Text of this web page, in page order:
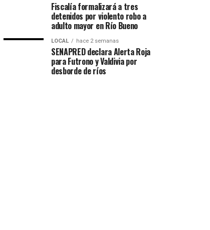
Fiscalía formalizará a tres
detenidos por violento robo a
adulto mayor en Río Bueno
LOCAL hace 2 semanas
SENAPRED declara Alerta Roja
para Futrono y Valdivia por
desborde de ríos